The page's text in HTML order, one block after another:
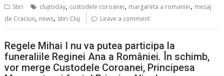
Stiri clujtoday, custodele coroanei, margareta a romaniei, mesaj
de Craciun, news, stiri Cluj Leave a comment
Regele Mihai I nu va putea participa la
funeraliile Reginei Ana a României. În schimb,
vor merge Custodele Coroanei, Principesa